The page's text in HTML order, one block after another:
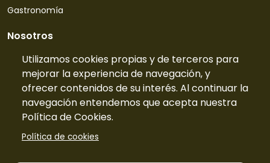
Utilizamos cookies propias y de terceros para
mejorar la experiencia de navegación, y
ofrecer contenidos de su interés. Al continuar la
navegación entendemos que acepta nuestra
Política de Cookies.
Política de cookies
Gastronomía
Nosotros
Quiénes somos
Contacto
Tarifas
Preguntas frecuentes
Información